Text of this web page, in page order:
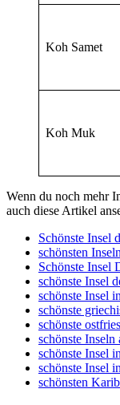
Koh Samet
Koh Muk
Wenn du noch mehr
auch diese Artikel
Schönste Insel
schönsten
Schönste Insel
schönste Insel
schönste Insel
schönste
schönste
schönste
schönste Insel
schönste Insel
schönsten